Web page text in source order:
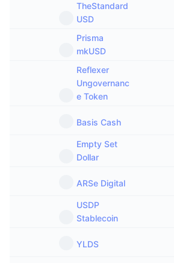
TheStandard
USD
Prisma
mkUSD
Reflexer
Ungovernanc
e Token
Basis Cash
Empty Set
Dollar
ARSe Digital
USDP
Stablecoin
YLDS